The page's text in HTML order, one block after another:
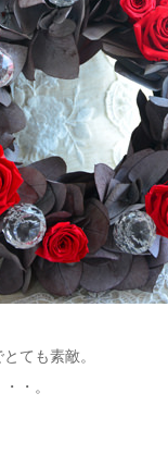
ても素敵。
・。